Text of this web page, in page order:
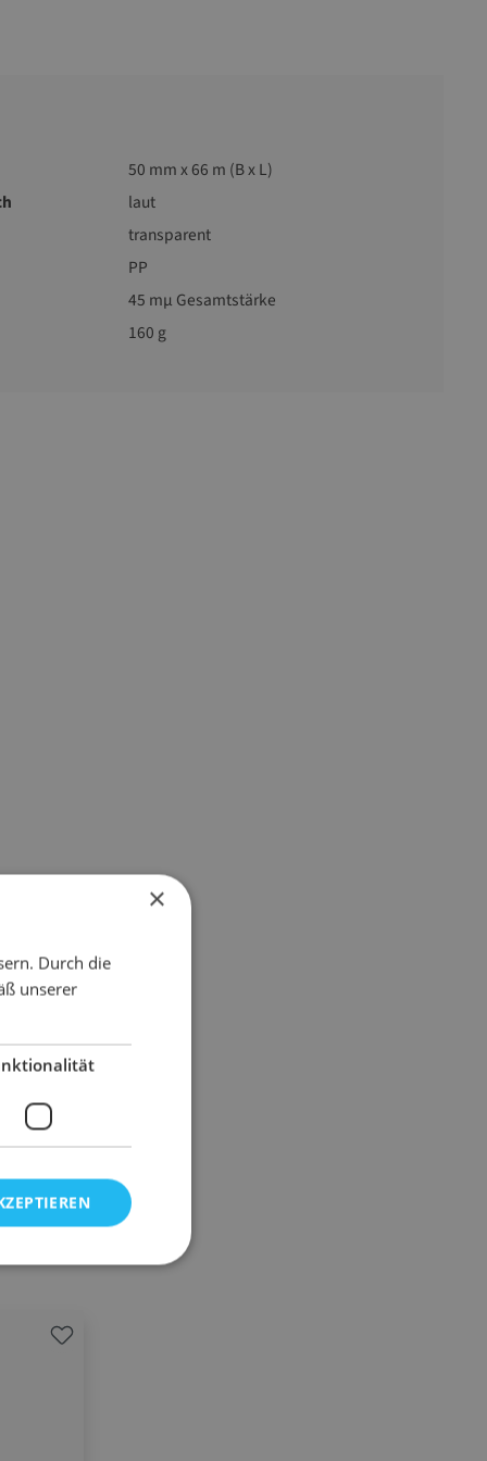
50 mm x 66 m (B x L)
laut
transparent
PP
45 mµ Gesamtstärke
160 g
×
Durch die
unserer